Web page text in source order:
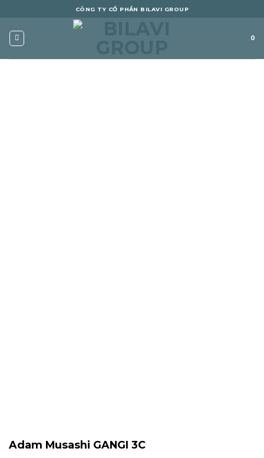
content
CÔNG TY CỔ PHẦN BILAVI GROUP
0
Adam Musashi GANGI 3C